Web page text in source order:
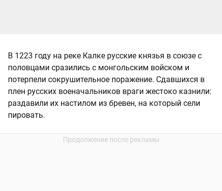
В 1223 году на реке Калке русские князья в союзе с
половцами сразились с монгольским войском и
потерпели сокрушительное поражение. Сдавшихся в
плен русских военачальников враги жестоко казнили:
раздавили их настилом из бревен, на который сели
пировать.